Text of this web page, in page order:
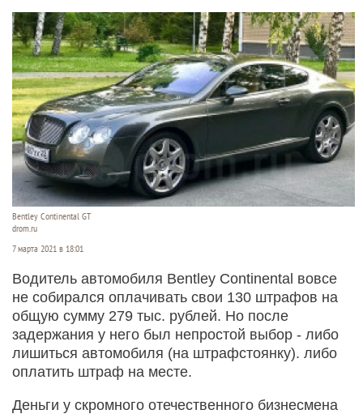
Bentley Continental GT
drom.ru
7 марта 2021 в 18:01
Водитель автомобиля Bentley Continental вовсе
не собирался оплачивать свои 130 штрафов на
общую сумму 279 тыс. рублей. Но после
задержания у него был непростой выбор - либо
лишиться автомобиля (на штрафстоянку). либо
оплатить штраф на месте.
Деньги у скромного отечественного бизнесмена